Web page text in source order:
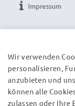
verbauten
Gerne genutzt
Austausch-Akku
leistungsfähige
einem günstigen
Impressum
UNSERE
Wir verwenden
personalisieren,
anzubieten und
können alle
zulassen oder Ihre